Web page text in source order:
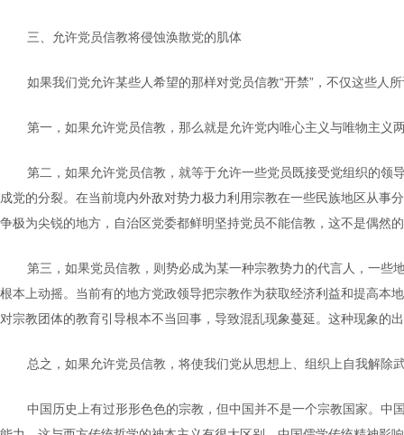
三、允许党员信教将侵蚀涣散党的肌体
如果我们党允许某些人希望的那样对党员信教“开禁”，不仅这些人
第一，如果允许党员信教，那么就是允许党内唯心主义与唯物主
第二，如果允许党员信教，就等于允许一些党员既接受党组织的
成党的分裂。在当前境内外敌对势力极力利用宗教在一些民族地区从事
争极为尖锐的地方，自治区党委都鲜明坚持党员不能信教，这不是偶然
第三，如果党员信教，则势必成为某一种宗教势力的代言人，一
根本上动摇。当前有的地方党政领导把宗教作为获取经济利益和提高本
对宗教团体的教育引导根本不当回事，导致混乱现象蔓延。这种现象的
总之，如果允许党员信教，将使我们党从思想上、组织上自我解
中国历史上有过形形色色的宗教，但中国并不是一个宗教国家。